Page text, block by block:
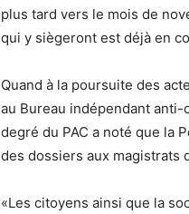
plus tard vers le mois de
qui y siègeront est déjà en
Quand à la poursuite des
au Bureau indépendant
degré du PAC a noté que la
des dossiers aux magistrats
«Les citoyens ainsi que la